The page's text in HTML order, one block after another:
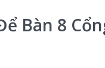
Bàn 8